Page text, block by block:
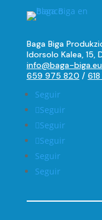
Baga Biga
Idorsolo Kalea, 15,
info@baga-
659 975 820 /
Seguir
Seguir
Seguir
Seguir
Seguir
Seguir